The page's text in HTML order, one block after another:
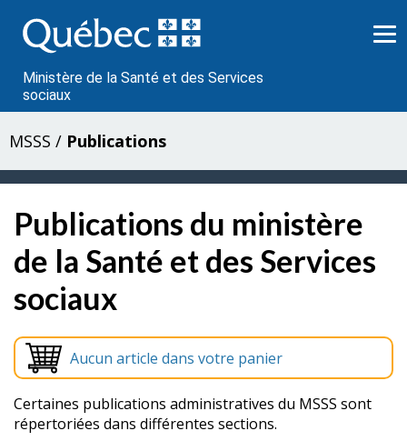
au
contenu
Ministère de la Santé et des Services
sociaux
MSSS / Publications
Publications du ministère
de la Santé et des Services
sociaux
Aucun article dans votre panier
Certaines publications administratives du MSSS sont
répertoriées dans différentes sections.